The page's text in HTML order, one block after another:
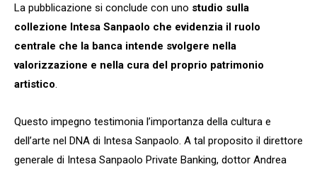
La pubblicazione si conclude con uno studio sulla
collezione Intesa Sanpaolo che evidenzia il ruolo
centrale che la banca intende svolgere nella
valorizzazione e nella cura del proprio patrimonio
artistico.
Questo impegno testimonia l’importanza della cultura e
dell’arte nel DNA di Intesa Sanpaolo. A tal proposito il direttore
generale di Intesa Sanpaolo Private Banking, dottor Andrea